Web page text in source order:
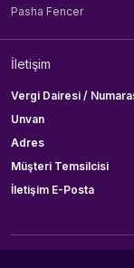
Pasha Fencer
İletişim
Vergi Dairesi /
Unvan
Adres
Müşteri Temsilcisi
İletişim E-Posta